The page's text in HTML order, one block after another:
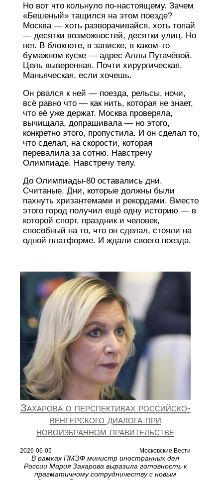
Но вот что кольнуло по-настоящему. Зачем
«Бешеный» тащился на этом поезде?
Москва — хоть разворачивайся, хоть топай
— десятки возможностей, десятки улиц. Но
нет. В блокноте, в записке, в каком-то
бумажном куске — адрес Аллы Пугачёвой.
Цель выверенная. Почти хирургическая.
Маньяческая, если хочешь.
Он рвался к ней — поезда, рельсы, ночи,
всё равно что — как нить, которая не знает,
что её уже держат. Москва проверяла,
вычищала, допрашивала — но этого,
конкретно этого, пропустила. И он сделал то,
что сделал, на скорости, которая
перевалила за сотню. Навстречу
Олимпиаде. Навстречу телу.
До Олимпиады-80 оставались дни.
Считаные. Дни, которые должны были
пахнуть хризантемами и рекордами. Вместо
этого город получил ещё одну историю — в
которой спорт, праздник и человек,
способный на то, что он сделал, стояли на
одной платформе. И ждали своего поезда.
Захарова о перспективах российско-
венгерского диалога при
новоизбранном правительстве
2026-06-05 Московские Вести
В рамках ПМЭФ министр иностранных дел
России Мария Захарова выразила готовность к
прагматичному сотрудничеству с новым